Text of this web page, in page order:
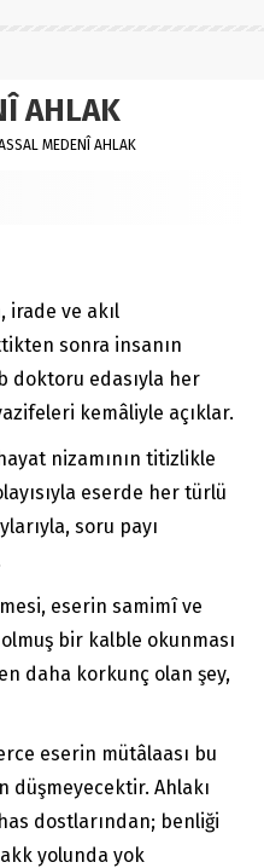
AHLAK
MEDENÎ AHLAK
irade ve akıl
sonra insanın
doktoru edasıyla her
kemâliyle açıklar.
nizamının titizlikle
eserde her türlü
soru payı
eserin samimî ve
bir kalble okunması
daha korkunç olan şey,
eserin mütâlaası bu
düşmeyecektir. Ahlakı
dostlarından; benliği
yolunda yok